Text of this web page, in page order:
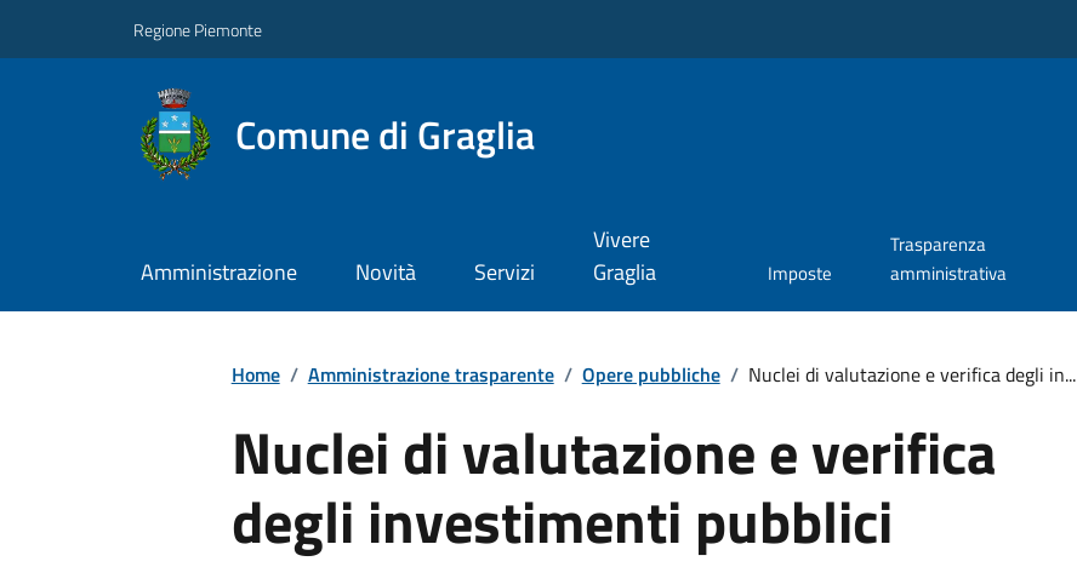
Regione Piemonte
Comune di Graglia
Amministrazione Novità Servizi
Vivere
Graglia
Imposte
Trasparenza
amministrativa
Home / Amministrazione trasparente / Opere pubbliche / Nuclei di valutazione e verifica degli in...
Nuclei di valutazione e verifica
degli investimenti pubblici